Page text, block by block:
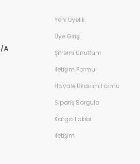
/A
Yeni Üyelik
Üye Girişi
Şifremi Unuttum
İletişim Formu
Havale Bildirim Formu
Sipariş Sorgula
Kargo Takibi
İletişim